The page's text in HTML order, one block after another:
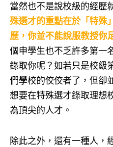
當然也不是說校級的經歷
殊選才的重點在於「特殊
歷，你並不能說服教授你
個申學生也不乏許多第一
錄取你呢？如若只是校級
們學校的佼佼者了，但卻
想要在特殊選才錄取理想
為頂尖的人才。
除此之外，還有一種人，